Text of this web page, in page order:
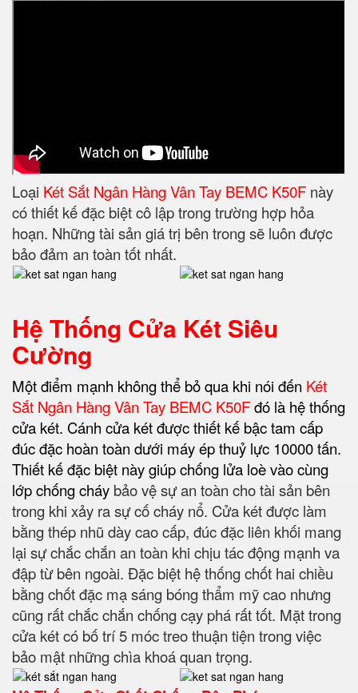
Loại Két Sắt Ngân Hàng Vân Tay BEMC K50F này
có thiết kế đặc biệt cô lập trong trường hợp hỏa
hoạn. Những tài sản giá trị bên trong sẽ luôn được
bảo đảm an toàn tốt nhất.
Hệ Thống Cửa Két Siêu
Cường
Một điểm mạnh không thể bỏ qua khi nói đến Két
Sắt Ngân Hàng Vân Tay BEMC K50Fđó là hệ thống
cửa két. Cánh cửa két được thiết kế bậc tam cấp
đúc đặc hoàn toàn dưới máy ép thuỷ lực 10000 tấn.
Thiết kế đặc biệt này giúp chống lửa loè vào cùng
lớp chống cháy bảo vệ sự an toàn cho tài sản bên
trong khi xảy ra sự cố cháy nổ. Cửa két được làm
bằng thép nhũ dày cao cấp, đúc đặc liên khối mang
lại sự chắc chắn an toàn khi chịu tác động mạnh va
đập từ bên ngoài. Đặc biệt hệ thống chốt hai chiều
bằng chốt đặc mạ sáng bóng thẩm mỹ cao nhưng
cũng rất chắc chắn chống cạy phá rất tốt. Mặt trong
cửa két có bố trí 5 móc treo thuận tiện trong việc
bảo mật những chìa khoá quan trọng.